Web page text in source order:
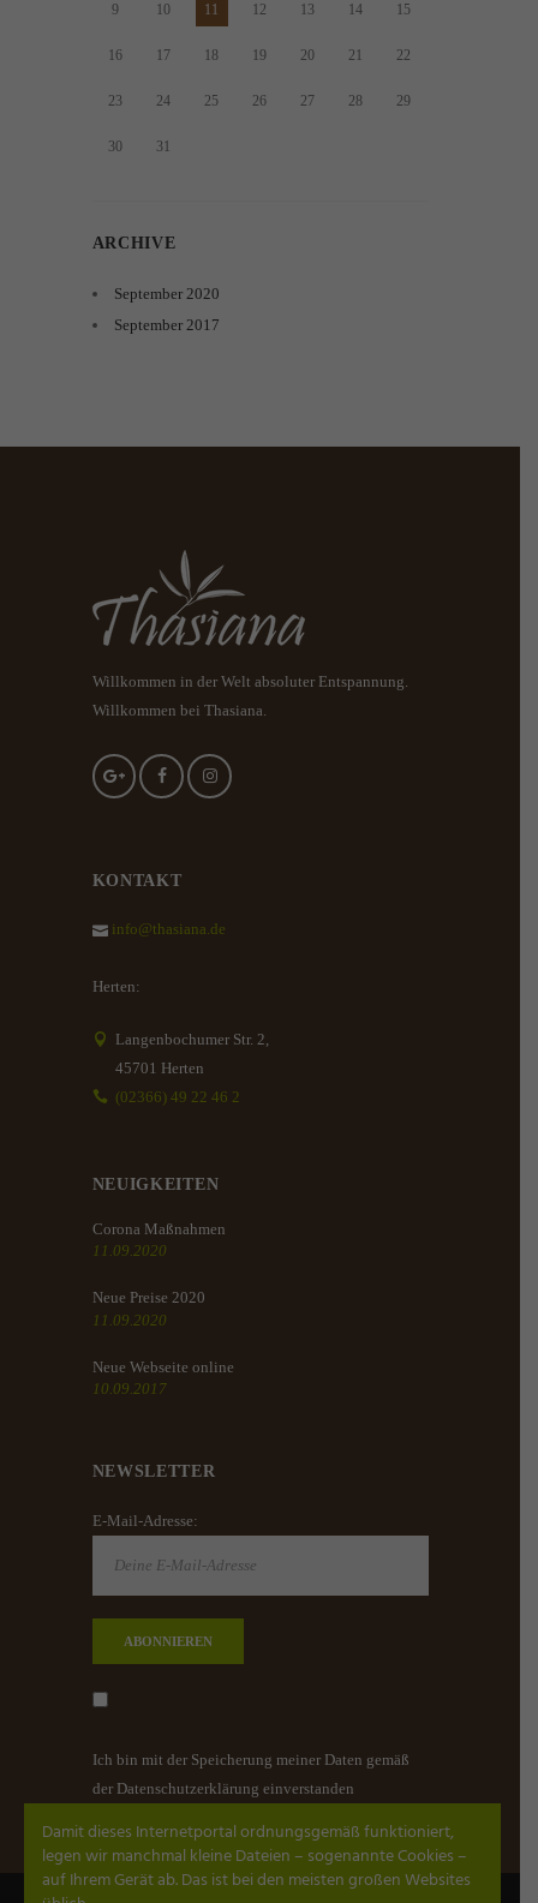
9 10 11 12 13 14 15
16 17 18 19 20 21 22
23 24 25 26 27 28 29
30 31
ARCHIVE
September 2020
September 2017
Willkommen in der Welt absoluter Entspannung.
Willkommen bei Thasiana.
KONTAKT
info@thasiana.de
Herten:
Langenbochumer Str. 2,
45701 Herten
(02366) 49 22 46 2
NEUIGKEITEN
Corona Maßnahmen
11.09.2020
Neue Preise 2020
11.09.2020
Neue Webseite online
10.09.2017
NEWSLETTER
E-Mail-Adresse:
Ich bin mit der Speicherung meiner Daten gemäß
der Datenschutzerklärung einverstanden
Damit dieses Internetportal ordnungsgemäß funktioniert,
legen wir manchmal kleine Dateien – sogenannte Cookies –
auf Ihrem Gerät ab. Das ist bei den meisten großen Websites